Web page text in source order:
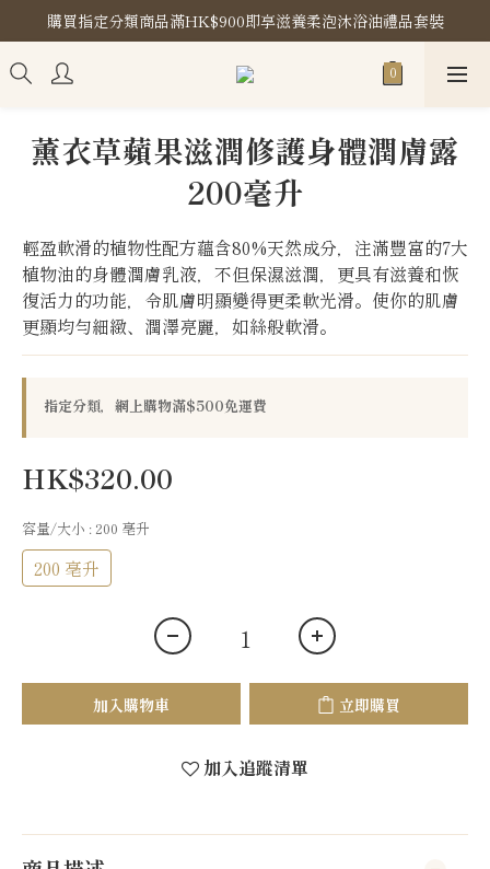
購買指定分類商品滿HK$900即享滋養柔泡沐浴油禮品套裝
購買指定分類商品滿HK$900即享滋養柔泡沐浴油禮品套裝
門市地址
薰衣草蘋果滋潤修護身體潤膚露
200毫升
輕盈軟滑的植物性配方蘊含80%天然成分，注滿豐富的7大
植物油的身體潤膚乳液，不但保濕滋潤，更具有滋養和恢
復活力的功能，令肌膚明顯變得更柔軟光滑。使你的肌膚
更顯均勻細緻、潤澤亮麗，如絲般軟滑。
指定分類，網上購物滿$500免運費
HK$320.00
容量/大小 : 200 亳升
200 亳升
加入購物車 立即購買
加入追蹤清單